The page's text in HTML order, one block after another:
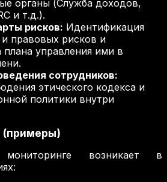
органы (Служба доходов,
и т.д.).
рисков: Идентификация
правовых рисков и
плана управления ими в
сотрудников:
этического кодекса и
политики внутри
(примеры)
возникает в